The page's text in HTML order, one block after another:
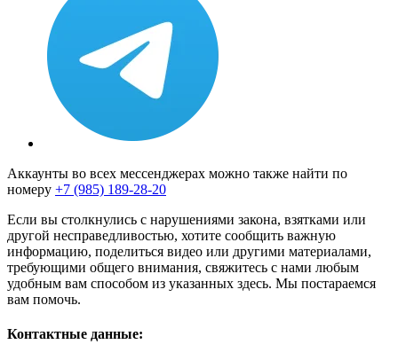
Аккаунты во всех мессенджерах можно также найти по
номеру +7 (985) 189-28-20
Если вы столкнулись с нарушениями закона, взятками или
другой несправедливостью, хотите сообщить важную
информацию, поделиться видео или другими материалами,
требующими общего внимания, свяжитесь с нами любым
удобным вам способом из указанных здесь. Мы постараемся
вам помочь.
Контактные данные: